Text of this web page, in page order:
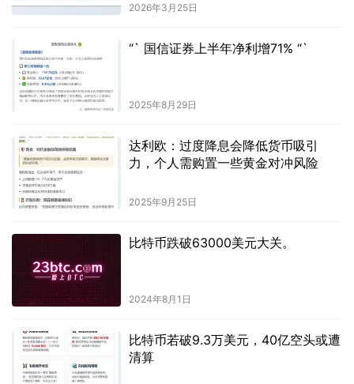
2026年3月25日
“` 国信证券上半年净利增71% “`
2025年8月29日
达利欧：过度降息会降低货币吸引
力，个人需购置一些黄金对冲风险
2025年9月25日
比特币跌破63000美元大关。
2024年8月1日
比特币若破9.3万美元，40亿空头或遭
清算